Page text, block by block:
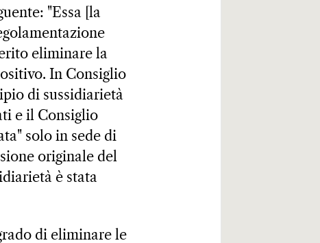
"Essa [la
eliminare la
In Consiglio
di sussidiarietà
e il Consiglio
solo in sede di
originale del
è stata
di eliminare le